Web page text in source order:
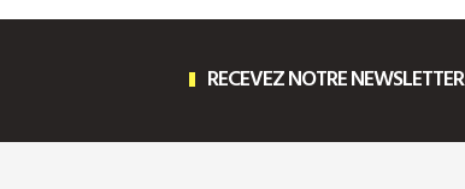
RECEVEZ NOTRE NEWSLETTER